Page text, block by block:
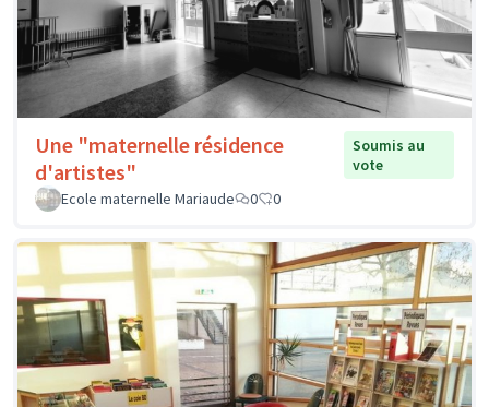
Une "maternelle résidence
d'artistes"
Soumis au
vote
Ecole maternelle Mariaude
0 0